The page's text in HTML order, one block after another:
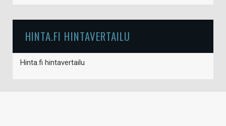
HINTA.FI HINTAVERTAILU
Hinta.fi hintavertailu